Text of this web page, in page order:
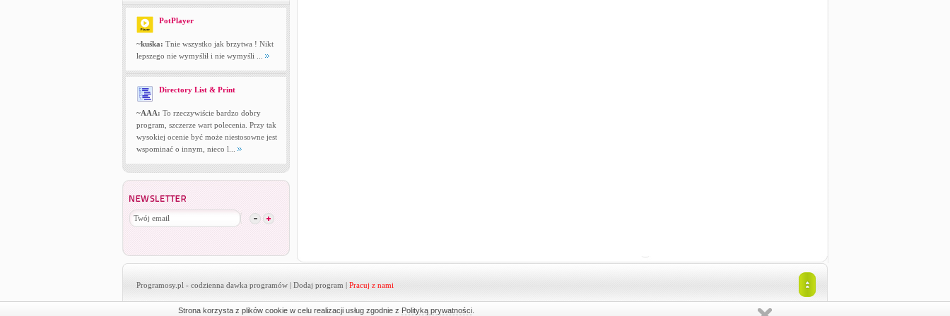
PotPlayer
~kuśka: Tnie wszystko jak brzytwa ! Nikt
lepszego nie wymyślił i nie wymyśli ...
Directory List & Print
~AAA: To rzeczywiście bardzo dobry
program, szczerze wart polecenia. Przy tak
wysokiej ocenie być może niestosowne jest
wspominać o innym, nieco l...
Programosy.pl - codzienna dawka programów | Dodaj program | Pracuj z nami
Strona korzysta z plików cookie w celu realizacji usług zgodnie z Polityką prywatności